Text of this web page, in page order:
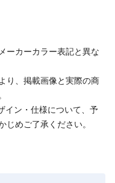
ーカーカラー表記と異な
り、掲載画像と実際の商
イン・仕様について、予
めご了承ください。